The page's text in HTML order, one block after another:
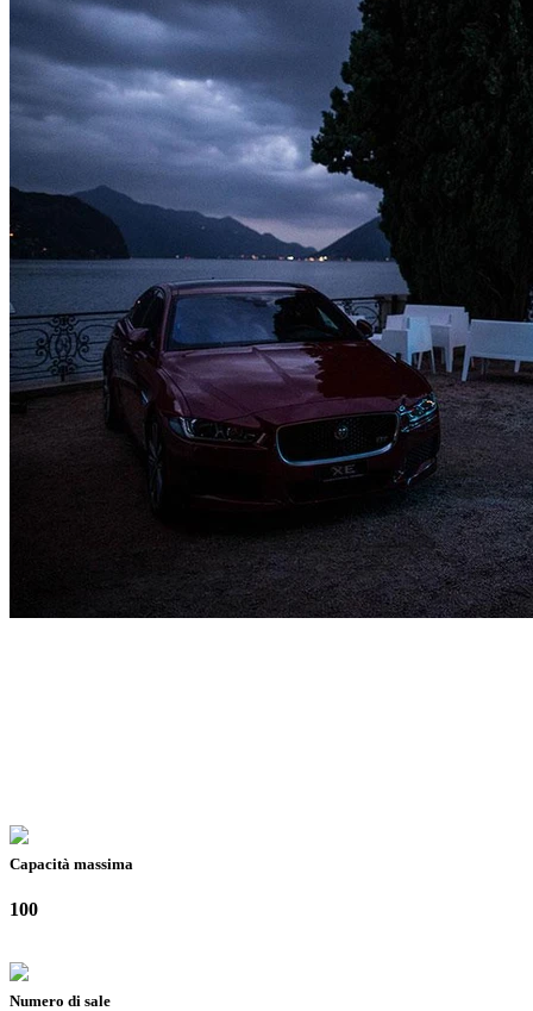
Capacità massima
100
Numero di sale